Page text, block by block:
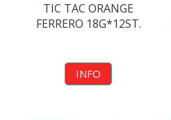
TIC TAC ORANGE
FERRERO 18G*12ST.
INFO